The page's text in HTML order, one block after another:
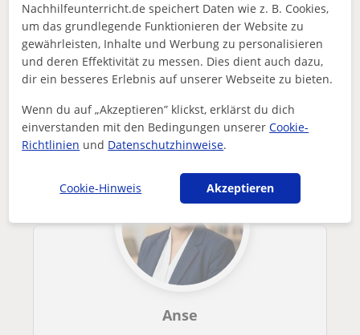
Nachhilfeunterricht Online
Englisch
Übersetzerin und Dolmetscherin aus Leidenschaft
Andere Online-EnglischLehrer die dich
interessieren könnten
Anse
Nachhilfeunterricht.de speichert Daten wie z. B. Cookies,
um das grundlegende Funktionieren der Website zu
gewährleisten, Inhalte und Werbung zu personalisieren
und deren Effektivität zu messen. Dies dient auch dazu,
dir ein besseres Erlebnis auf unserer Webseite zu bieten.
Wenn du auf „Akzeptieren” klickst, erklärst du dich
einverstanden mit den Bedingungen unsererCookie-
Richtlinien und Datenschutzhinweise.
Cookie-Hinweis Akzeptieren